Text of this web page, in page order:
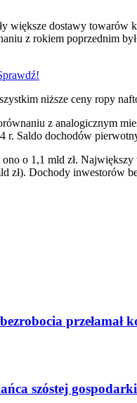
dostawy towarów
z rokiem poprzednim
niższe ceny ropy
z analogicznym
Saldo dochodów
o 1,1 mld zł.
Dochody inwestorów
przełamał
szóstej